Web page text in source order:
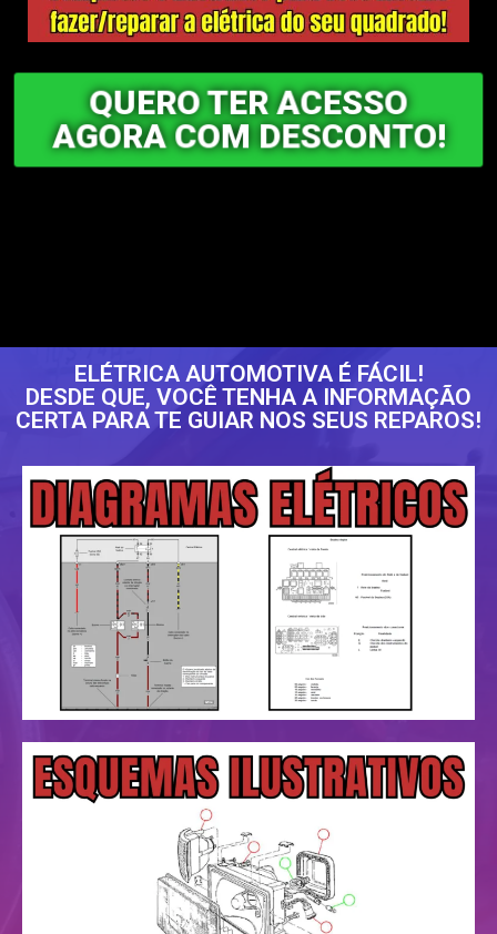
QUERO TER ACESSO
AGORA COM DESCONTO!
ELÉTRICA AUTOMOTIVA É FÁCIL!
DESDE QUE, VOCÊ TENHA A INFORMAÇÃO
CERTA PARA TE GUIAR NOS SEUS REPAROS!